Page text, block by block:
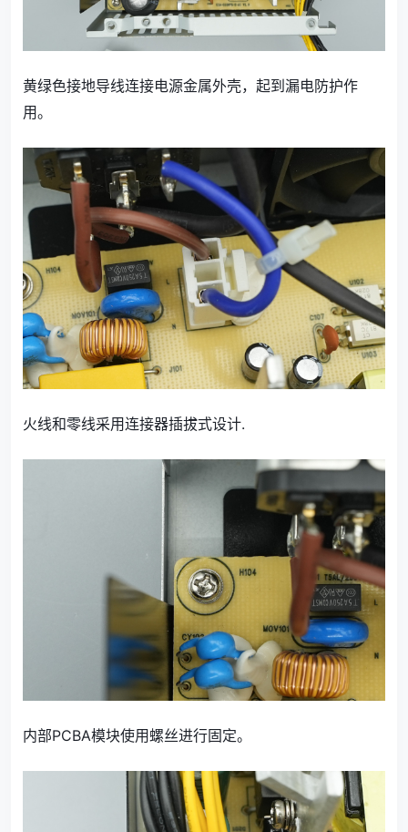
黄绿色接地导线连接电源金属外壳，起到漏电防护作
用。
火线和零线采用连接器插拔式设计.
内部PCBA模块使用螺丝进行固定。